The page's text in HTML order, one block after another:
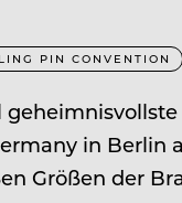
PIN CONVENTION
in
Größen der